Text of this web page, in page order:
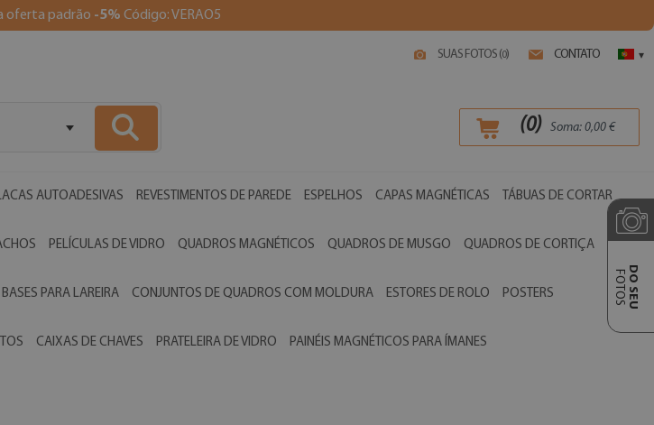
oferta padrão -5% Código: VERAO5
SUAS FOTOS (0) CONTATO ▾
(0) Soma: 0,00 €
AUTOADESIVAS REVESTIMENTOS DE PAREDE ESPELHOS CAPAS MAGNÉTICAS TÁBUAS DE CORTAR
PELÍCULAS DE VIDRO QUADROS MAGNÉTICOS QUADROS DE MUSGO QUADROS DE CORTIÇA
BASES PARA LAREIRA CONJUNTOS DE QUADROS COM MOLDURA ESTORES DE ROLO POSTERS
CAIXAS DE CHAVES PRATELEIRA DE VIDRO PAINÉIS MAGNÉTICOS PARA ÍMANES
DO SEU
FOTOS